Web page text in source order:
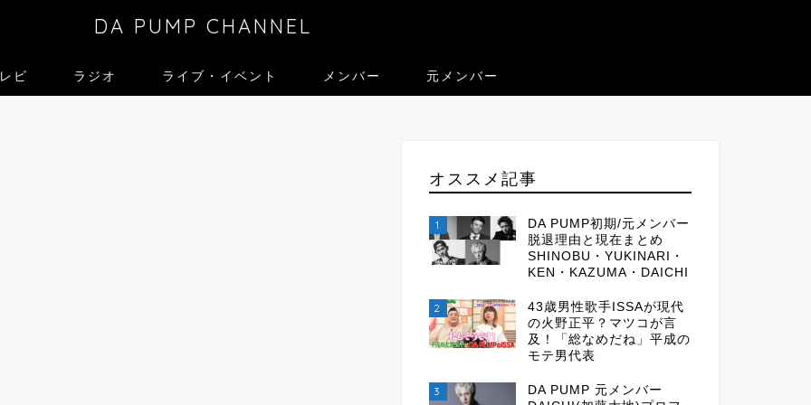
DA PUMP CHANNEL
ビ ラジオ ライブ・イベント メンバー 元メンバー
オススメ記事
1
DA PUMP初期/元メンバー
脱退理由と現在まとめ
SHINOBU・YUKINARI・
KEN・KAZUMA・DAICHI
2
43歳男性歌手ISSAが現代
の火野正平？マツコが言
及！「総なめだね」平成の
モテ男代表
3
DA PUMP 元メンバー